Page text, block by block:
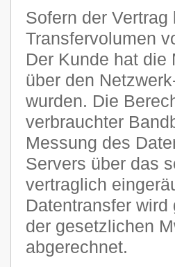
Sofern der
Transfervolumen
Der Kunde hat
über den
wurden. Die
verbrauchter
Messung des
Servers über das
vertraglich
Datentransfer
der gesetzlichen
abgerechnet.